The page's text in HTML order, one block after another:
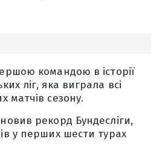
командою в історії
ліг, яка виграла всі
матчів сезону.
рекорд Бундесліги,
у перших шести турах